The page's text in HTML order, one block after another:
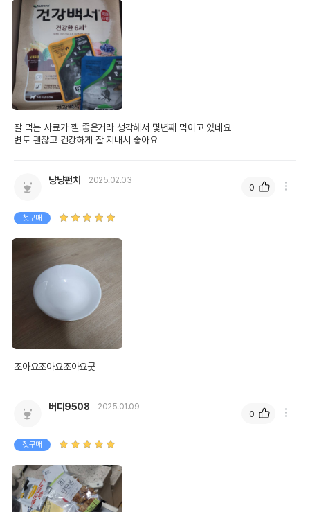
잘 먹는 사료가 젤 좋은거라 생각해서 몇년째 먹이고 있네요
변도 괜찮고 건강하게 잘 지내서 좋아요
냥냥펀치 2025.02.03
첫구매
조아요조아요조아요굿
0
버디9508 2025.01.09
첫구매
0